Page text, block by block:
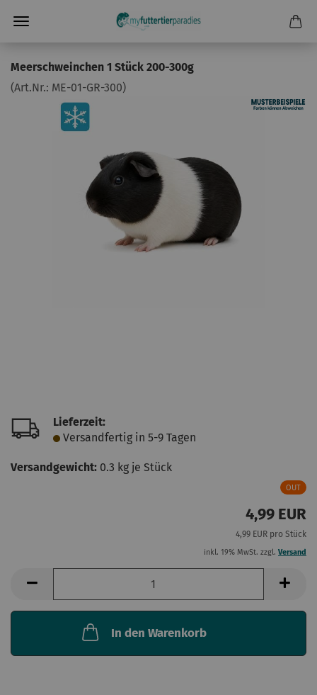
Meerschweinchen 1 Stück 200-300g
(Art.Nr.: ME-01-GR-300)
Lieferzeit:
Versandfertig in 5-9 Tagen
Versandgewicht: 0.3 kg je Stück
OUT
4,99 EUR
4,99 EUR pro Stück
inkl. 19% MwSt. zzgl. Versand
In den Warenkorb